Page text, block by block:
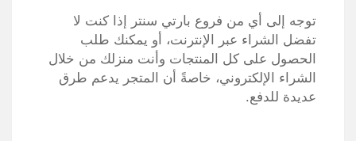
توجه إلى أي من فروع بارتي سنتر إذا كنت لا
تفضل الشراء عبر الإنترنت، أو يمكنك طلب
الحصول على كل المنتجات وأنت منزلك من خلال
الشراء الإلكتروني، خاصةً أن المتجر يدعم طرق
عديدة للدفع.